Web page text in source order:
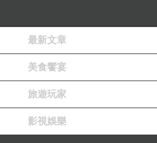
最新文章
美食饗宴
旅遊玩家
影視娛樂